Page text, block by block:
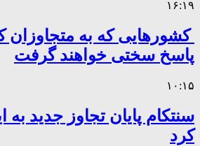
۱۶:۱۹
کشورهایی که به متجاوزان
پاسخ سختی خواهند گرفت
۱۰:۱۵
سنتکام پایان تجاوز جدید به
کرد